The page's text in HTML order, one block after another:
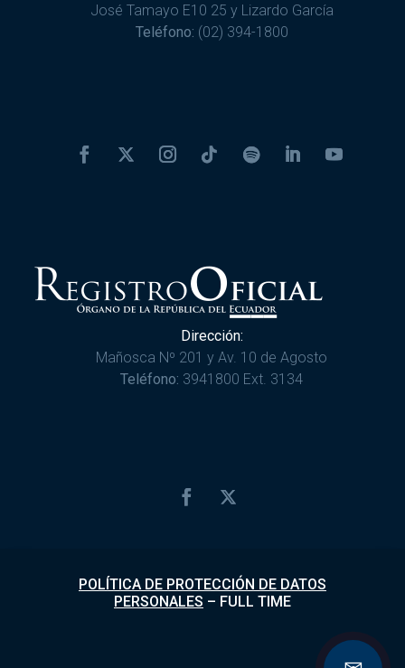
José Tamayo E10 25 y Lizardo García
Teléfono: (02) 394-1800
Dirección:
Mañosca Nº 201 y Av. 10 de Agosto
Teléfono: 3941800 Ext. 3134
POLÍTICA DE PROTECCIÓN DE DATOS
PERSONALES – FULL TIME